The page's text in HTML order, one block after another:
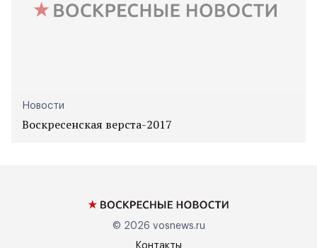
Новости
Воскресенская верста-2017
© 2026 vosnews.ru
Контакты